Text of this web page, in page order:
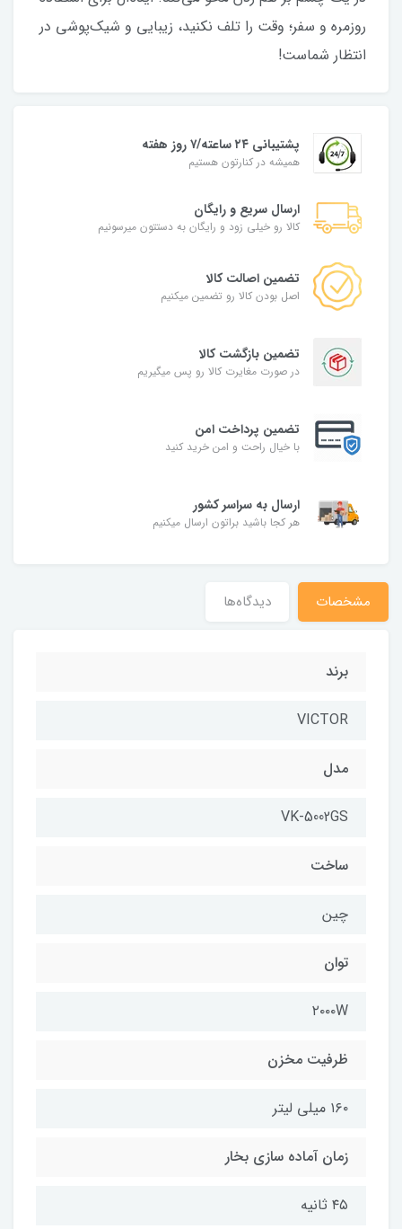
روزمره و سفر؛ وقت را تلف نکنید، زیبایی و شیک‌پوشی در
انتظار شماست!
پشتیبانی ۲۴ ساعته/۷ روز هفته
همیشه در کنارتون هستیم
ارسال سریع و رایگان
کالا رو خیلی زود و رایگان به دستتون میرسونیم
تضمین اصالت کالا
اصل بودن کالا رو تضمین میکنیم
تضمین بازگشت کالا
در صورت مغایرت کالا رو پس میگیریم
تضمین پرداخت امن
با خیال راحت و امن خرید کنید
ارسال به سراسر کشور
هر کجا باشید براتون ارسال میکنیم
مشخصات دیدگاه‌ها
برند
VICTOR
مدل
VK-5002GS
ساخت
چین
توان
۲۰۰۰W
ظرفیت مخزن
۱۶۰ میلی لیتر
زمان آماده سازی بخار
۴۵ ثانیه